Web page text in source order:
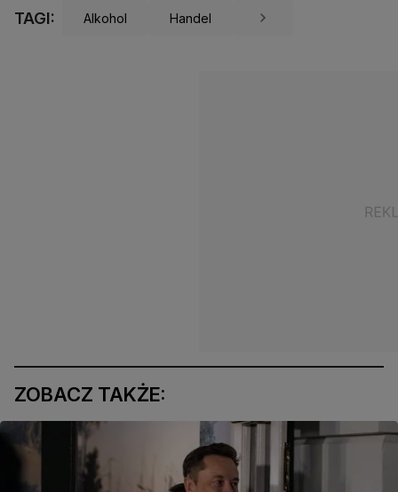
TAGI: Alkohol Handel
ZOBACZ TAKŻE: